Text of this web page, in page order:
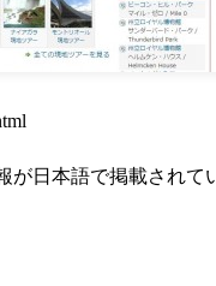
が日本語で掲載されて